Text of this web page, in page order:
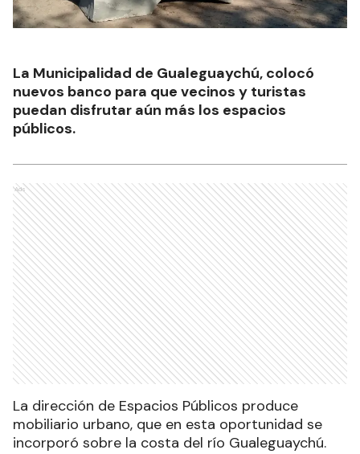
La Municipalidad de Gualeguaychú, colocó
nuevos banco para que vecinos y turistas
puedan disfrutar aún más los espacios
públicos.
Ads
La dirección de Espacios Públicos produce
mobiliario urbano, que en esta oportunidad se
incorporó sobre la costa del río Gualeguaychú.